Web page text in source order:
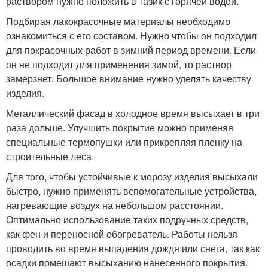
Подбирая лакокрасочные материалы необходимо
ознакомиться с его составом. Нужно чтобы он подходил
для покрасочных работ в зимний период времени. Если
он не подходит для применения зимой, то раствор
замерзнет. Большое внимание нужно уделять качеству
изделия.
Металлический фасад в холодное время высыхает в три
раза дольше. Улучшить покрытие можно применяя
специальные термопушки или прикрепляя пленку на
строительные леса.
Для того, чтобы устойчивые к морозу изделия высыхали
быстро, нужно применять вспомогательные устройства,
нагревающие воздух на небольшом расстоянии.
Оптимально использование таких подручных средств,
как фен и переносной обогреватель. Работы нельзя
проводить во время выпадения дождя или снега, так как
осадки помешают высыханию нанесенного покрытия.